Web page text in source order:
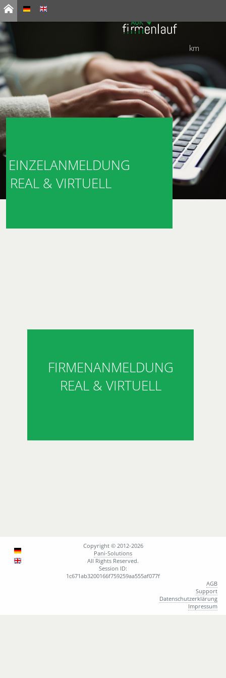
EINZELANMELDUNG
REAL & VIRTUELL
km
FIRMENANMELDUNG
REAL & VIRTUELL
Copyright © 2012-2026
Pani-Solutions
All Rights Reserved.
Session ID:
1c671ab3200166f759259aa555af077f
AGB
Support
Datenschutzerklärung
Impressum